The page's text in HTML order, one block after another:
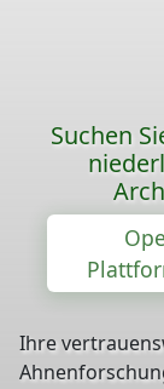
Suchen
Ihre